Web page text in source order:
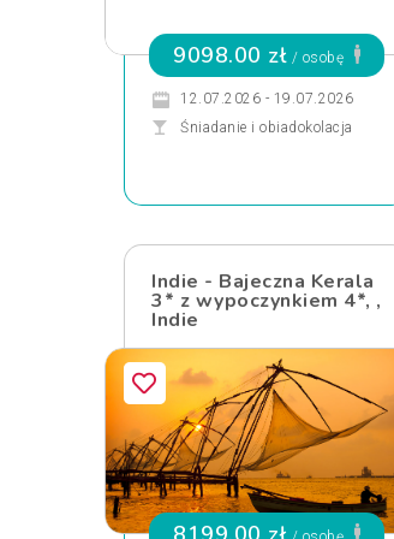
9098.00 zł / osobę
12.07.2026 - 19.07.2026
Śniadanie i obiadokolacja
Indie - Bajeczna Kerala
3* z wypoczynkiem 4*, ,
Indie